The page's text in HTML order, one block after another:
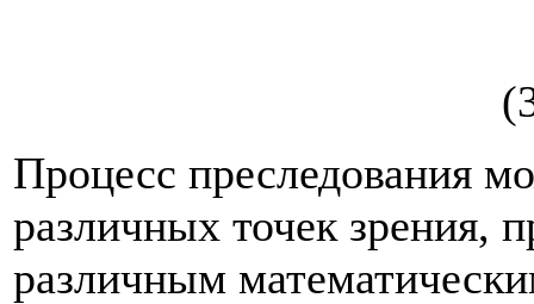
Процесс преследования
различных точек зрения,
различным